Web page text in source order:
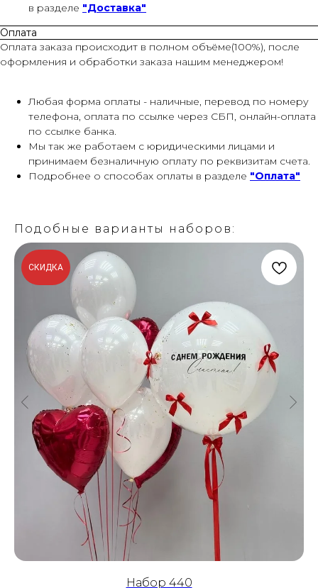
в разделе "Доставка"
Оплата
Оплата заказа происходит в полном объёме(100%), после
оформления и обработки заказа нашим менеджером!
Любая форма оплаты - наличные, перевод по номеру
телефона, оплата по ссылке через СБП, онлайн-оплата
по ссылке банка.
Мы так же работаем с юридическими лицами и
принимаем безналичную оплату по реквизитам счета.
Подробнее о способах оплаты в разделе "Оплата"
Подобные варианты наборов:
СКИДКА
Набор 440